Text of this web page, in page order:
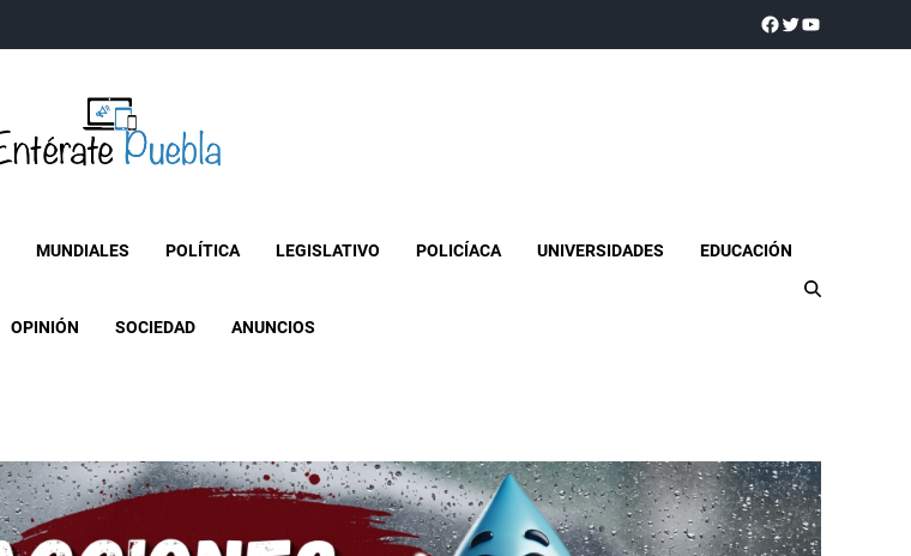
MUNDIALES POLÍTICA LEGISLATIVO POLICÍACA UNIVERSIDADES EDUCACIÓN
OPINIÓN SOCIEDAD ANUNCIOS